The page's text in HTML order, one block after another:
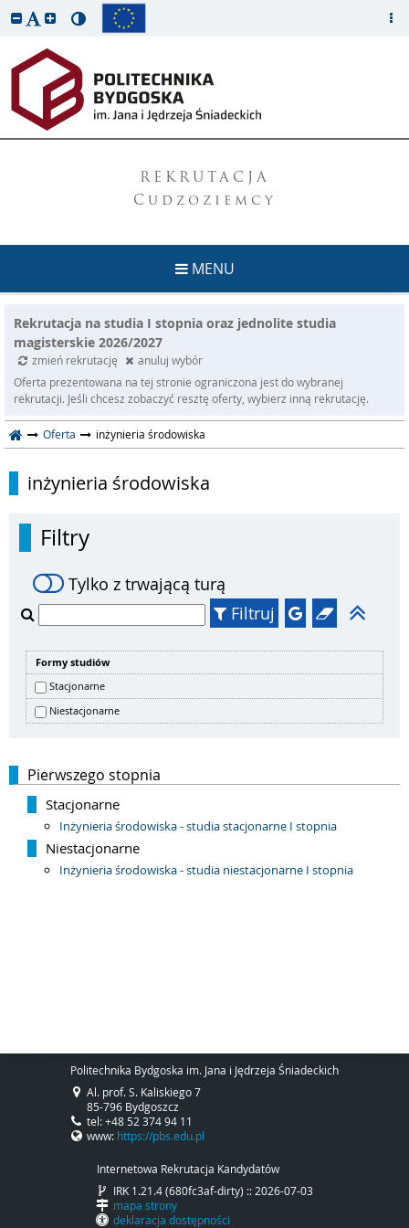
REKRUTACJA
Cudzoziemcy
MENU
Rekrutacja na studia I stopnia oraz jednolite studia
magisterskie 2026/2027
zmień rekrutację
anuluj wybór
Oferta prezentowana na tej stronie ograniczona jest do wybranej
rekrutacji. Jeśli chcesz zobaczyć resztę oferty, wybierz inną rekrutację.
Oferta inżynieria środowiska
inżynieria środowiska
Filtry
Tylko z trwającą turą
Filtruj
Formy studiów
Stacjonarne
Niestacjonarne
Pierwszego stopnia
Stacjonarne
Inżynieria środowiska - studia stacjonarne I stopnia
Niestacjonarne
Inżynieria środowiska - studia niestacjonarne I stopnia
Politechnika Bydgoska im. Jana i Jędrzeja Śniadeckich
Al. prof. S. Kaliskiego 7
85-796 Bydgoszcz
tel: +48 52 374 94 11
www: https://pbs.edu.pl
Internetowa Rekrutacja Kandydatów
IRK 1.21.4 (680fc3af-dirty) :: 2026-07-03
mapa strony
deklaracja dostępności